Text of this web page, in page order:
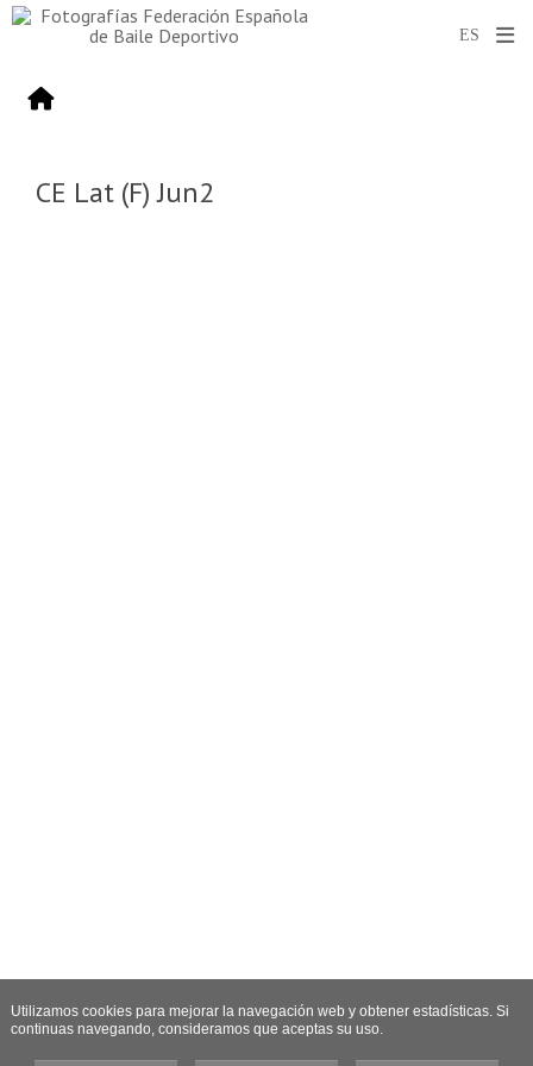
CE Lat (F) Jun2
Utilizamos cookies para mejorar la navegación web y obtener estadísticas. Si
continuas navegando, consideramos que aceptas su uso.